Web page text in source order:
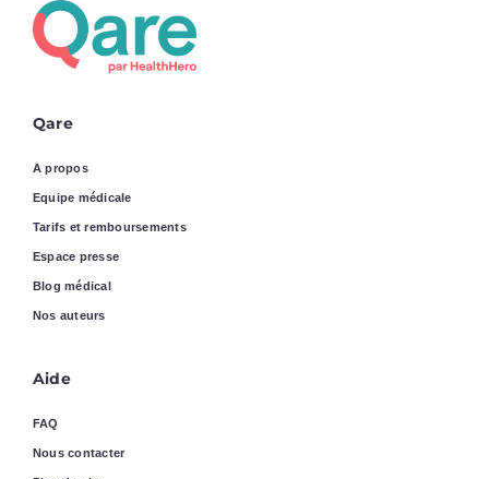
Qare
A propos
Equipe médicale
Tarifs et remboursements
Espace presse
Blog médical
Nos auteurs
Aide
FAQ
Nous contacter